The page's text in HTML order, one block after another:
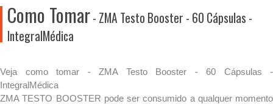
Como Tomar- ZMA Testo Booster - 60 Cápsulas -
IntegralMédica
Veja como tomar - ZMA Testo Booster - 60 Cápsulas -
IntegralMédica
ZMA TESTO BOOSTER pode ser consumido a qualquer momento